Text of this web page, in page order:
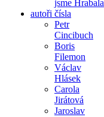
jsme Hrabala
autoři čísla
Petr
Cincibuch
Boris
Filemon
Václav
Hlásek
Carola
Jirátová
Jaroslav